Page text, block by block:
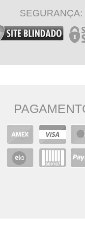
SEGURANÇA: